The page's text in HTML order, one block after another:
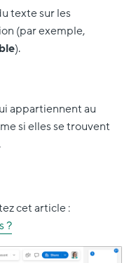
texte sur les
(par exemple,
).
appartiennent au
si elles se trouvent
cet article :
?